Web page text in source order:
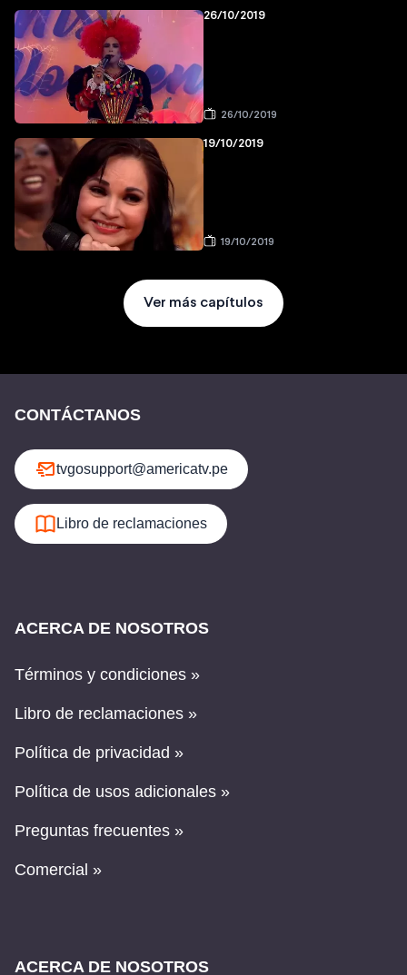
26/10/2019
26/10/2019
19/10/2019
19/10/2019
Ver más capítulos
CONTÁCTANOS
tvgosupport@americatv.pe
Libro de reclamaciones
ACERCA DE NOSOTROS
Términos y condiciones »
Libro de reclamaciones »
Política de privacidad »
Política de usos adicionales »
Preguntas frecuentes »
Comercial »
ACERCA DE NOSOTROS